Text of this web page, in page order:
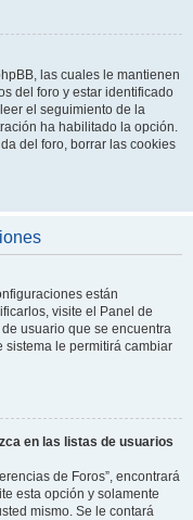
las cuales le mantienen
del foro y estar identificado
el seguimiento de la
ha habilitado la opción.
del foro, borrar las cookies
están
visite el Panel de
usuario que se encuentra
sistema le permitirá cambiar
en las listas de usuarios
de Foros”, encontrará
esta opción y solamente
mismo. Se le contará